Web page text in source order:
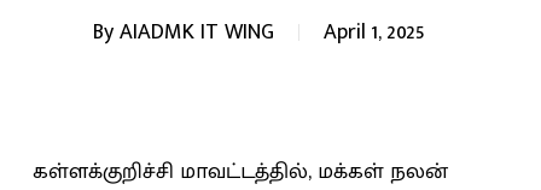
ByAIADMK IT WING April 1, 2025
கள்ளக்குறிச்சி மாவட்டத்தில், மக்கள் நலன்